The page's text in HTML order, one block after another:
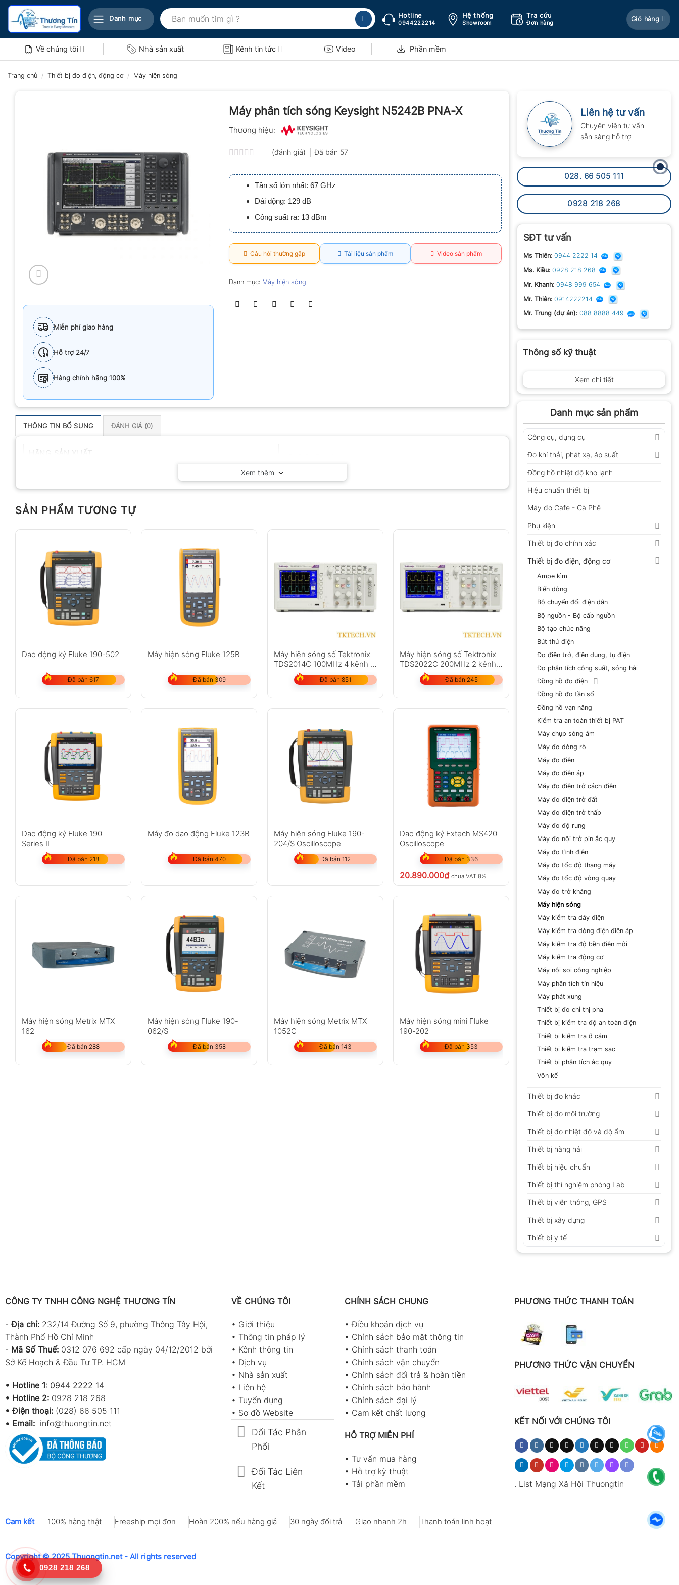
Bỏ
nội
Danh mục
Tìm
kiếm:
Hotline
0944222214
Hệ thống
Showroom
Tra cứu
Đơn hàng
Giỏ hàng
Về chúng tôi Nhà sản xuất Kênh tin tức Video Phần mềm
Trang chủ / Thiết bị đo điện, động cơ / Máy hiện sóng
Liên hệ tư vấn
Chuyên viên tư vấn
sẵn sàng hỗ trợ
028. 66 505 111
0928 218 268
SĐT tư vấn
Ms Thiên: 0944 2222 14
Ms. Kiều: 0928 218 268
Mr. Khanh: 0948 999 654
Mr. Thiên: 0914222214
Mr. Trung (dự án): 088 8888 449
Thông số kỹ thuật
Xem chi tiết
Danh mục sản phẩm
Công cụ, dụng cụ
Đo khí thải, phát xạ, áp suất
Đồng hồ nhiệt độ kho lạnh
Hiệu chuẩn thiết bị
Máy đo Cafe - Cà Phê
Phụ kiện
Thiết bị đo chính xác
Thiết bị đo điện, động cơ
Ampe kìm
Biến dòng
Bộ chuyển đổi điện dẫn
Bộ nguồn - Bộ cấp nguồn
Bộ tạo chức năng
Bút thử điện
Đo điện trở, điện dung, tụ điện
Đo phân tích công suất, sóng hài
Đồng hồ đo điện
Đồng hồ đo tần số
Đồng hồ vạn năng
Kiểm tra an toàn thiết bị PAT
Máy chụp sóng âm
Máy đo dòng rò
Máy đo điện
Máy đo điện áp
Máy đo điện trở cách điện
Máy đo điện trở đất
Máy đo điện trở thấp
Máy đo độ rung
Máy đo nội trở pin ắc quy
Máy đo tĩnh điện
Máy đo tốc độ thang máy
Máy đo tốc độ vòng quay
Máy đo trở kháng
Máy hiện sóng
Máy kiểm tra dây điện
Máy kiểm tra dòng điện điện áp
Máy kiểm tra độ bền điện môi
Máy kiểm tra động cơ
Máy nội soi công nghiệp
Máy phân tích tín hiệu
Máy phát xung
Thiết bị đo chỉ thị pha
Thiết bị kiểm tra độ an toàn điện
Thiết bị kiểm tra ổ cắm
Thiết bị kiểm tra trạm sạc
Thiết bị phân tích ắc quy
Vôn kế
Thiết bị đo khác
Thiết bị đo môi trường
Thiết bị đo nhiệt độ và độ ẩm
Thiết bị hàng hải
Thiết bị hiệu chuẩn
Thiết bị thí nghiệm phòng Lab
Thiết bị viễn thông, GPS
Thiết bị xây dựng
Thiết bị y tế
Miễn phí giao hàng
Hỗ trợ 24/7
Hàng chính hãng 100%
Máy phân tích sóng Keysight N5242B PNA-X
Thương hiệu:
xếp
hạng
0.0
5
sao
(đánh giá) Đã bán 57
Tần số lớn nhất: 67 GHz
Dải động: 129 dB
Công suất ra: 13 dBm
Câu hỏi thường gặp Tài liệu sản phẩm Video sản phẩm
Danh mục: Máy hiện sóng
THÔNG TIN BỔ SUNG ĐÁNH GIÁ (0)
Xem thêm
SẢN PHẨM TƯƠNG TỰ
Dao động ký Fluke 190-502
Đã bán 617
Máy hiện sóng Fluke 125B
Đã bán 309
Máy hiện sóng số Tektronix
TDS2014C 100MHz 4 kênh 2
Đã bán 851
Máy hiện sóng số Tektronix
TDS2022C 200MHz 2 kênh
2 GS/s
Đã bán 245
Dao động ký Fluke 190
Series II
Đã bán 218
Máy đo dao động Fluke 123B
Đã bán 470
Máy hiện sóng Fluke 190-
204/S Oscilloscope
Đã bán 112
Dao động ký Extech MS420
Oscilloscope
Đã bán 336
20.890.000₫ chưa VAT 8%
Máy hiện sóng Metrix MTX
162
Đã bán 288
Máy hiện sóng Fluke 190-
062/S
Đã bán 358
Máy hiện sóng Metrix MTX
1052C
Đã bán 143
Máy hiện sóng mini Fluke
190-202
Đã bán 353
CÔNG TY TNHH CÔNG NGHỆ THƯƠNG TÍN
-Địa chỉ: 232/14 Đường Số 9, phường Thông Tây Hội,
Thành Phố Hồ Chí Minh
- Mã Số Thuế: 0312 076 692 cấp ngày 04/12/2012 bởi
Sở Kế Hoạch & Đầu Tư TP. HCM
• Hotline 1: 0944 2222 14
• Hotline 2: 0928 218 268
• Điện thoại: (028) 66 505 111
• Email: info@thuongtin.net
VỀ CHÚNG TÔI
• Giới thiệu
• Thông tin pháp lý
• Kênh thông tin
• Dịch vụ
• Nhà sản xuất
• Liên hệ
• Tuyển dụng
• Sơ đồ Website
Đối Tác Phân
Phối
Đối Tác Liên
Kết
CHÍNH SÁCH CHUNG
•Điều khoản dịch vụ
• Chính sách bảo mật thông tin
• Chính sách thanh toán
• Chính sách vận chuyển
• Chính sách đổi trả & hoàn tiền
• Chính sách bảo hành
• Chính sách đại lý
• Cam kết chất lượng
HỖ TRỢ MIỄN PHÍ
• Tư vấn mua hàng
• Hỗ trợ kỹ thuật
• Tải phần mềm
PHƯƠNG THỨC THANH TOÁN
PHƯƠNG THỨC VẬN CHUYỂN
KẾT NỐI VỚI CHÚNG TÔI
. List Mạng Xã Hội Thuongtin
Cam kết 100% hàng thật Freeship mọi đơn Hoàn 200% nếu hàng giả 30 ngày đổi trả Giao nhanh 2h Thanh toán linh hoạt
Copyright © 2025 Thuongtin.net - All rights reserved
0928 218 268